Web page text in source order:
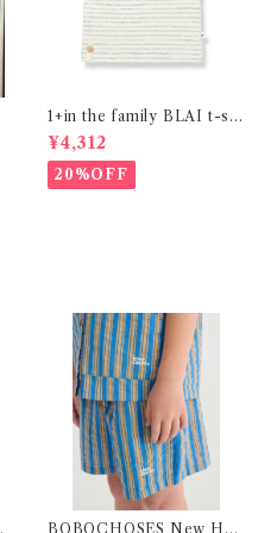
1+in the family BLAI t-shi
rt (Grey)
¥4,312
20%OFF
BOBOCHOSES New Hai